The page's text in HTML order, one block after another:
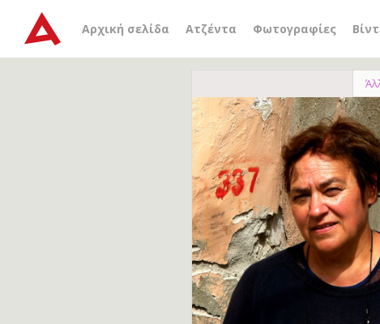
Αρχική σελίδα Ατζέντα Φωτογραφίες